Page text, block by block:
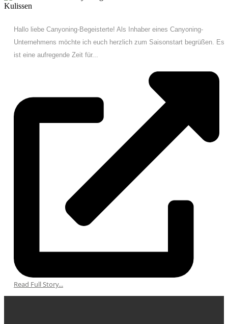
Hallo liebe Canyoning-Begeisterte! Als Inhaber eines Canyoning-
Unternehmens möchte ich euch herzlich zum Saisonstart begrüßen. Es
ist eine aufregende Zeit für...
Read Full Story...